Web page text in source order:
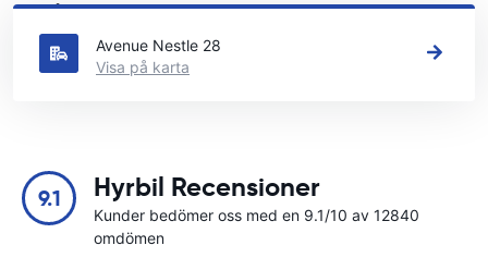
Se våra huvudsakliga biluthyrningsplatser i Vevey
Avenue Nestle 28
Visa på karta
9.1 Hyrbil Recensioner
Kunder bedömer oss med en 9.1/10 av 12840
omdömen